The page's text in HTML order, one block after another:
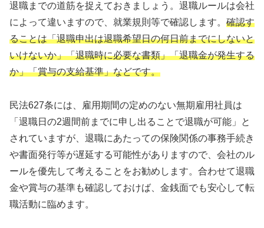
退職までの道筋を捉えておきましょう。退職ルールは会社
によって違いますので、就業規則等で確認します。 確認す
ることは「退職申出は退職希望日の何日前までにしないと
いけないか」「退職時に必要な書類」「退職金が発生する
か」「賞与の支給基準」などです。
民法627条には、雇用期間の定めのない無期雇用社員は
「退職日の2週間前までに申し出ることで退職が可能」と
されていますが、退職にあたっての保険関係の事務手続き
や書面発行等が遅延する可能性がありますので、会社のル
ールを優先して考えることをお勧めします。合わせて退職
金や賞与の基準も確認しておけば、金銭面でも安心して転
職活動に臨めます。